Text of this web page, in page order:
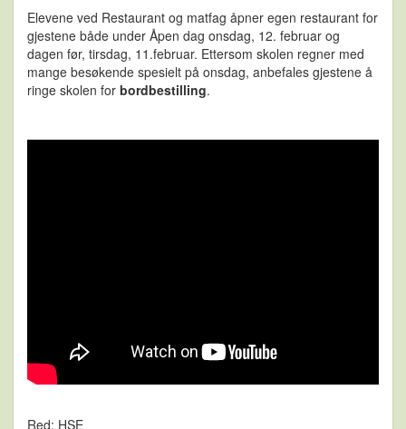
Elevene ved Restaurant og matfag åpner egen restaurant for
gjestene både under Åpen dag onsdag, 12. februar og
dagen før, tirsdag, 11.februar. Ettersom skolen regner med
mange besøkende spesielt på onsdag, anbefales gjestene å
ringe skolen for bordbestilling.
Red: HSE